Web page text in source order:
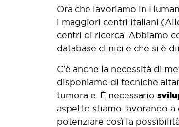
Ora che lavoriamo in
i maggiori centri italiani
centri di ricerca. Abbiamo
database clinici e che si è
C’è anche la necessità di
disponiamo di tecniche
tumorale. È necessario
aspetto stiamo lavorando
potenziare così la